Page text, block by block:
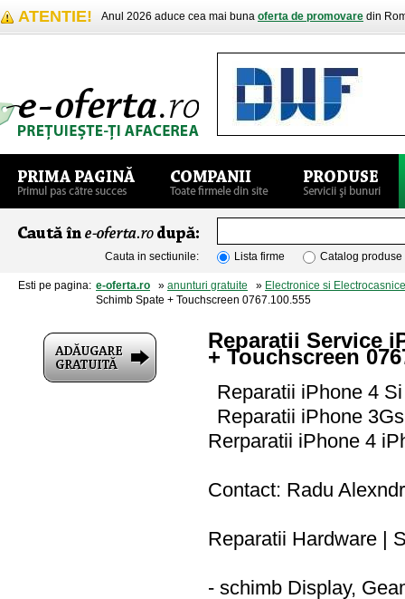
ATENTIE! Anul 2026 aduce cea mai buna oferta de promovare din
Cauta in sectiunile: Lista firme Catalog produse
Esti pe pagina: e-oferta.ro » anunturi gratuite » Electronice si Electrocasnice
Schimb Spate + Touchscreen 0767.100.555
Reparatii Service
+ Touchscreen
Reparatii iPhone 4
Reparatii iPhone
Rerparatii iPhone 4
Contact: Radu
Reparatii Hardware |
- schimb Display,